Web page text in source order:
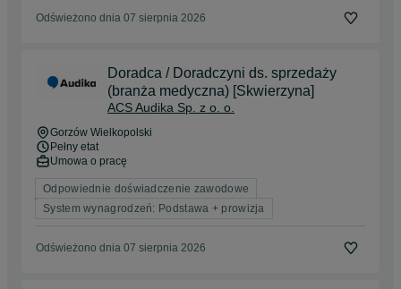
Odświeżono dnia 07 sierpnia 2026
Doradca / Doradczyni ds. sprzedaży
(branża medyczna) [Skwierzyna]
ACS Audika Sp. z o. o.
Gorzów Wielkopolski
Pełny etat
Umowa o pracę
Odpowiednie doświadczenie zawodowe
System wynagrodzeń: Podstawa + prowizja
Odświeżono dnia 07 sierpnia 2026